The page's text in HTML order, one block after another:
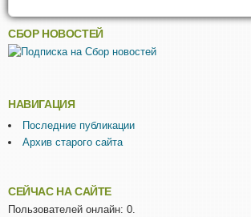
СБОР НОВОСТЕЙ
НАВИГАЦИЯ
Последние публикации
Архив старого сайта
СЕЙЧАС НА САЙТЕ
Пользователей онлайн: 0.